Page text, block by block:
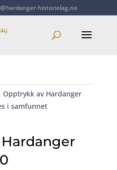
historielag.no
Opptrykk av Hardanger
i samfunnet